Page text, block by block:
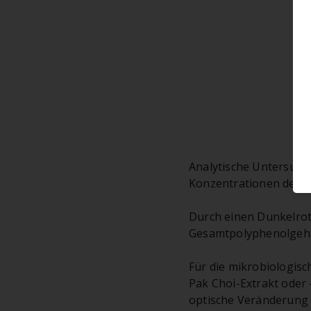
Analytische
Konzentrationen der
Durch einen
Für die
Pak Choi-Extrakt
optische